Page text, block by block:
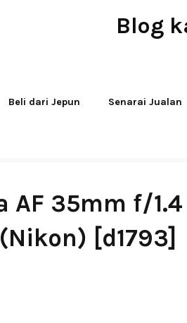
Blog
Beli dari Jepun Senarai Jualan
AF 35mm f/
(Nikon) [d1793]